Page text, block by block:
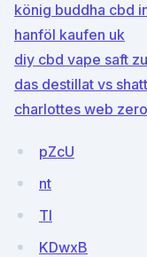
könig buddha cbd
hanföl kaufen uk
diy cbd vape saft
das destillat vs
charlottes web
pZcU
nt
TI
KDwxB